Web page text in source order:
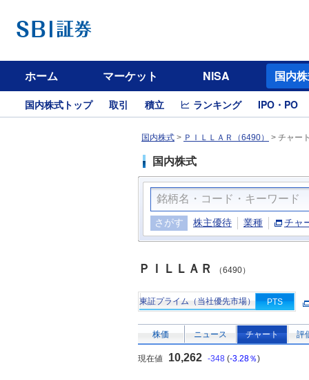
ホーム マーケット NISA 国内
国内株式トップ 取引 積立 ランキング IPO・PO
国内株式 > ＰＩＬＬＡＲ（6490） > チャー
国内株式
さがす 株主優待 業種 チャ
ＰＩＬＬＡＲ （6490）
東証プライム（当社優先市場） PTS
株価 ニュース チャート 評
現在値 10,262 -348 (-3.28％)